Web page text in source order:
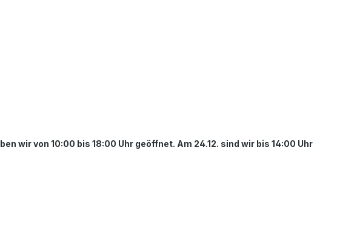
wir von 10:00 bis 18:00 Uhr geöffnet. Am 24.12. sind wir bis 14:00 Uhr